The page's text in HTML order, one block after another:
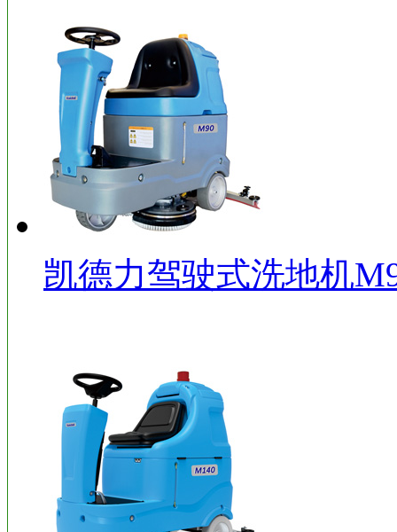
凯德力驾驶式洗地机